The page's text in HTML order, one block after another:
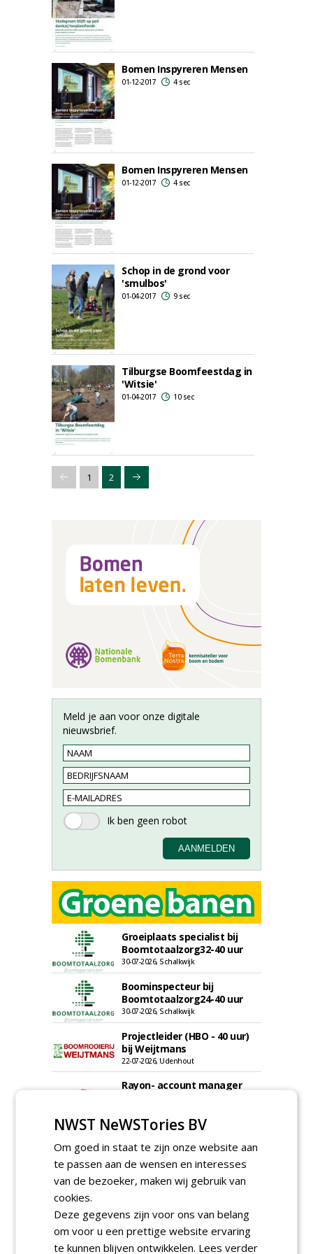
Bomen Inspyreren Mensen
01-12-2017 4 sec
Bomen Inspyreren Mensen
01-12-2017 4 sec
Schop in de grond voor
'smulbos'
01-04-2017 9 sec
Tilburgse Boomfeestdag in
'Witsie'
01-04-2017 10 sec
1 2
Meld je aan voor onze digitale
nieuwsbrief.
Groeiplaats specialist bij
Boomtotaalzorg32-40 uur
30-07-2026, Schalkwijk
Boominspecteur bij
Boomtotaalzorg24-40 uur
30-07-2026, Schalkwijk
Projectleider (HBO - 40 uur)
bij Weijtmans
22-07-2026, Udenhout
Rayon- account manager
18-06-2026, Noord & regio Zuid
Boomrooier / boomverzorger
ETW bij Weijtmans
04-05-2026
Proefveldmedewerker/
landbouwmachines bij DSV
zaden Nederland B.V.
06-08-2026, Ven-Zelderheide
NWST NeWSTories BV
Om goed in staat te zijn onze website aan
te passen aan de wensen en interesses
van de bezoeker, maken wij gebruik van
cookies.
Deze gegevens zijn voor ons van belang
om voor u een prettige website ervaring
te kunnen blijven ontwikkelen. Lees verder